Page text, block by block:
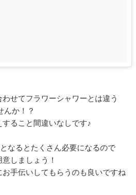
せてフラワーシャワーとは違う
んか！？
ること間違いなしです♪
なるとたくさん必要になるので
しましょう！
手伝いしてもらうのも良いですね